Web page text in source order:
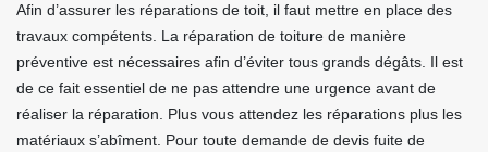
Afin d’assurer les réparations de toit, il faut mettre en place des
travaux compétents. La réparation de toiture de manière
préventive est nécessaires afin d’éviter tous grands dégâts. Il est
de ce fait essentiel de ne pas attendre une urgence avant de
réaliser la réparation. Plus vous attendez les réparations plus les
matériaux s’abîment. Pour toute demande de devis fuite de